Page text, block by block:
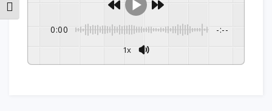
Schrift vergrößern
0:00 -:--
1x